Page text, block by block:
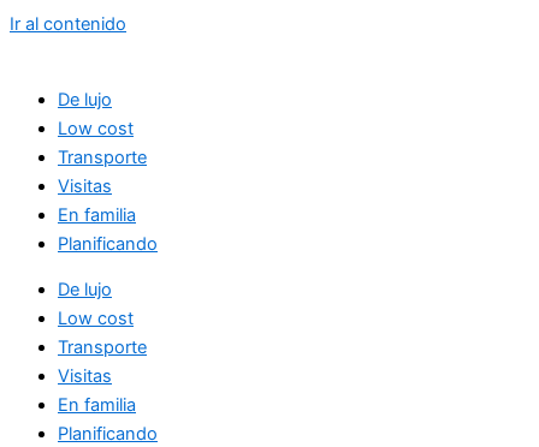
Ir al contenido
De lujo
Low cost
Transporte
Visitas
En familia
Planificando
De lujo
Low cost
Transporte
Visitas
En familia
Planificando